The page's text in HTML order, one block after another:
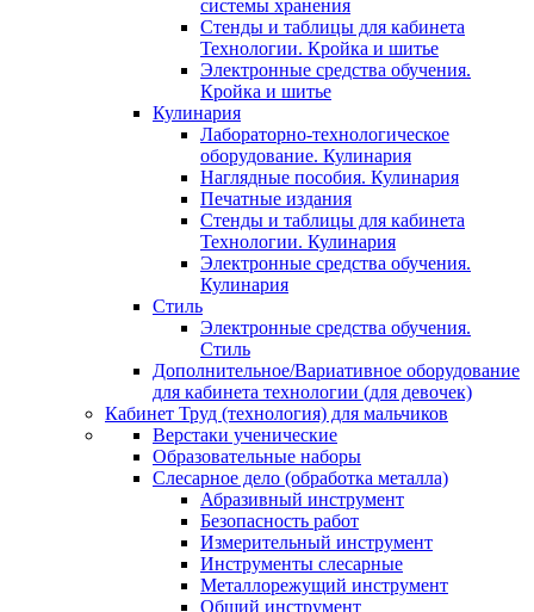
системы хранения
Стенды и таблицы для кабинета
Технологии. Кройка и шитье
Электронные средства обучения.
Кройка и шитье
Кулинария
Лабораторно-технологическое
оборудование. Кулинария
Наглядные пособия. Кулинария
Печатные издания
Стенды и таблицы для кабинета
Технологии. Кулинария
Электронные средства обучения.
Кулинария
Стиль
Электронные средства обучения.
Стиль
Дополнительное/Вариативное оборудование
для кабинета технологии (для девочек)
Кабинет Труд (технология) для мальчиков
Верстаки ученические
Образовательные наборы
Слесарное дело (обработка металла)
Абразивный инструмент
Безопасность работ
Измерительный инструмент
Инструменты слесарные
Металлорежущий инструмент
Общий инструмент